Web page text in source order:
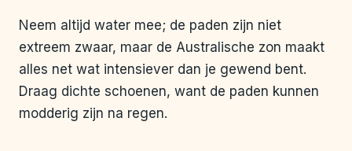
Neem altijd water mee; de paden zijn niet
extreem zwaar, maar de Australische zon maakt
alles net wat intensiever dan je gewend bent.
Draag dichte schoenen, want de paden kunnen
modderig zijn na regen.